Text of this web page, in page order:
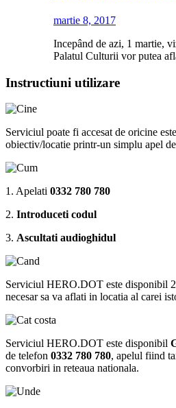
martie 8, 2017
Incepând de azi, 1 martie,
Palatul Culturii vor putea
Instructiuni utilizare
Serviciul poate fi accesat de oricine
obiectiv/locatie printr-un simplu apel
1. Apelati 0332 780 780
2. Introduceti codul
3. Ascultati audioghidul
Serviciul HERO.DOT este disponibil
necesar sa va aflati in locatia al carei
Serviciul HERO.DOT este disponibil
de telefon 0332 780 780, apelul fiind
convorbiri in reteaua nationala.